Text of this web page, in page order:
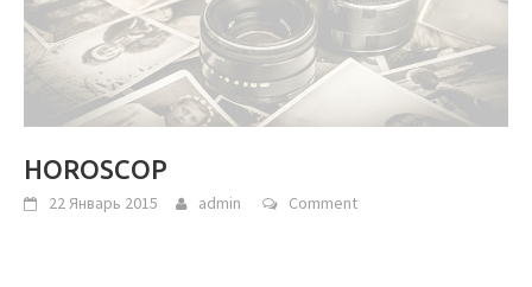
HOROSCOP
22 Январь 2015 admin Comment